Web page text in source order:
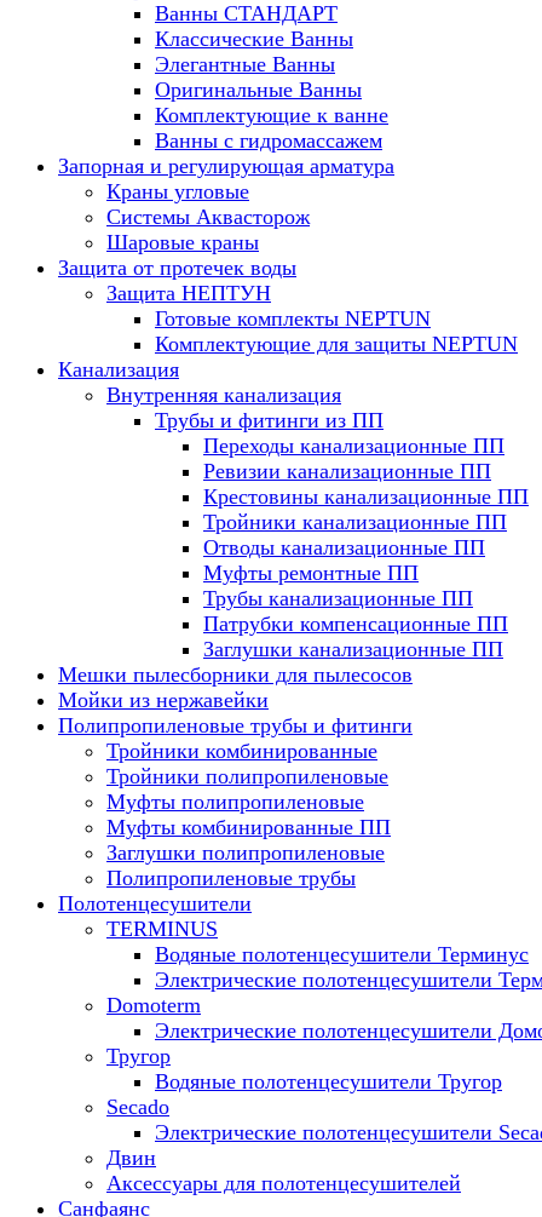
Ванны СТАНДАРТ
Классические Ванны
Элегантные Ванны
Оригинальные Ванны
Комплектующие к ванне
Ванны с гидромассажем
Запорная и регулирующая арматура
Краны угловые
Системы Аквасторож
Шаровые краны
Защита от протечек воды
Защита НЕПТУН
Готовые комплекты NEPTUN
Комплектующие для защиты NEPTUN
Канализация
Внутренняя канализация
Трубы и фитинги из ПП
Переходы канализационные ПП
Ревизии канализационные ПП
Крестовины канализационные ПП
Тройники канализационные ПП
Отводы канализационные ПП
Муфты ремонтные ПП
Трубы канализационные ПП
Патрубки компенсационные ПП
Заглушки канализационные ПП
Мешки пылесборники для пылесосов
Мойки из нержавейки
Полипропиленовые трубы и фитинги
Тройники комбинированные
Тройники полипропиленовые
Муфты полипропиленовые
Муфты комбинированные ПП
Заглушки полипропиленовые
Полипропиленовые трубы
Полотенцесушители
TERMINUS
Водяные полотенцесушители Терминус
Электрические полотенцесушители
Domoterm
Электрические полотенцесушители
Тругор
Водяные полотенцесушители Тругор
Secado
Электрические полотенцесушители
Двин
Аксессуары для полотенцесушителей
Санфаянс